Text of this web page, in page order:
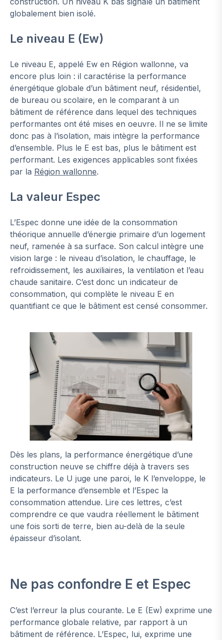
globalement bien isolé.
Le niveau E (Ew)
Le niveau E, appelé Ew en Région wallonne, va
encore plus loin : il caractérise la performance
énergétique globale d’un bâtiment neuf, résidentiel,
de bureau ou scolaire, en le comparant à un
bâtiment de référence dans lequel des techniques
performantes ont été mises en oeuvre. Il ne se limite
donc pas à l’isolation, mais intègre la performance
d’ensemble. Plus le E est bas, plus le bâtiment est
performant. Les exigences applicables sont fixées
par la Région wallonne.
La valeur Espec
L’Espec donne une idée de la consommation
théorique annuelle d’énergie primaire d’un logement
neuf, ramenée à sa surface. Son calcul intègre une
vision large : le niveau d’isolation, le chauffage, le
refroidissement, les auxiliaires, la ventilation et l’eau
chaude sanitaire. C’est donc un indicateur de
consommation, qui complète le niveau E en
quantifiant ce que le bâtiment est censé consommer.
Dès les plans, la performance énergétique d’une
construction neuve se chiffre déjà à travers ses
indicateurs. Le U juge une paroi, le K l’enveloppe, le
E la performance d’ensemble et l’Espec la
consommation attendue. Lire ces lettres, c’est
comprendre ce que vaudra réellement le bâtiment
une fois sorti de terre, bien au-delà de la seule
épaisseur d’isolant.
Ne pas confondre E et Espec
C’est l’erreur la plus courante. Le E (Ew) exprime une
performance globale relative, par rapport à un
bâtiment de référence. L’Espec, lui, exprime une